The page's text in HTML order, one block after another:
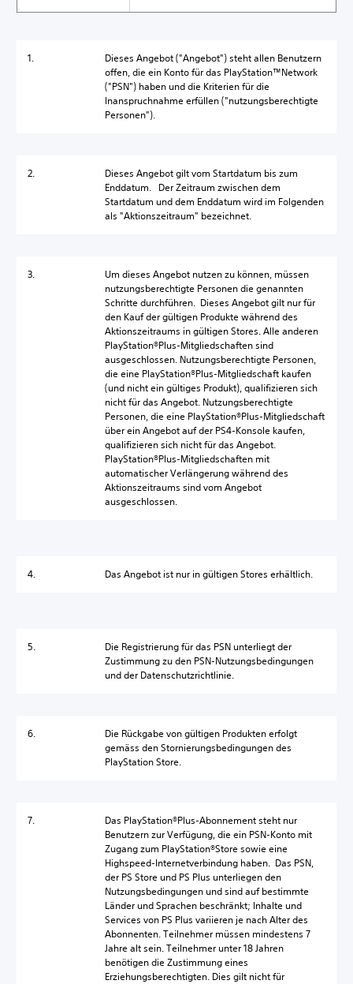
1.
Dieses Angebot ("Angebot") steht allen Benutzern
offen, die ein Konto für das PlayStation™Network
("PSN") haben und die Kriterien für die
Inanspruchnahme erfüllen ("nutzungsberechtigte
Personen").
2.
Dieses Angebot gilt vom Startdatum bis zum
Enddatum. Der Zeitraum zwischen dem
Startdatum und dem Enddatum wird im Folgenden
als "Aktionszeitraum" bezeichnet.
3.
Um dieses Angebot nutzen zu können, müssen
nutzungsberechtigte Personen die genannten
Schritte durchführen. Dieses Angebot gilt nur für
den Kauf der gültigen Produkte während des
Aktionszeitraums in gültigen Stores. Alle anderen
PlayStation®Plus-Mitgliedschaften sind
ausgeschlossen. Nutzungsberechtigte Personen,
die eine PlayStation®Plus-Mitgliedschaft kaufen
(und nicht ein gültiges Produkt), qualifizieren sich
nicht für das Angebot. Nutzungsberechtigte
Personen, die eine PlayStation®Plus-Mitgliedschaft
über ein Angebot auf der PS4-Konsole kaufen,
qualifizieren sich nicht für das Angebot.
PlayStation®Plus-Mitgliedschaften mit
automatischer Verlängerung während des
Aktionszeitraums sind vom Angebot
ausgeschlossen.
4. Das Angebot ist nur in gültigen Stores erhältlich.
5.
Die Registrierung für das PSN unterliegt der
Zustimmung zu den PSN-Nutzungsbedingungen
und der Datenschutzrichtlinie.
6.
Die Rückgabe von gültigen Produkten erfolgt
gemäss den Stornierungsbedingungen des
PlayStation Store.
7.
Das PlayStation®Plus-Abonnement steht nur
Benutzern zur Verfügung, die ein PSN-Konto mit
Zugang zum PlayStation®Store sowie eine
Highspeed-Internetverbindung haben. Das PSN,
der PS Store und PS Plus unterliegen den
Nutzungsbedingungen und sind auf bestimmte
Länder und Sprachen beschränkt; Inhalte und
Services von PS Plus variieren je nach Alter des
Abonnenten. Teilnehmer müssen mindestens 7
Jahre alt sein. Teilnehmer unter 18 Jahren
benötigen die Zustimmung eines
Erziehungsberechtigten. Dies gilt nicht für